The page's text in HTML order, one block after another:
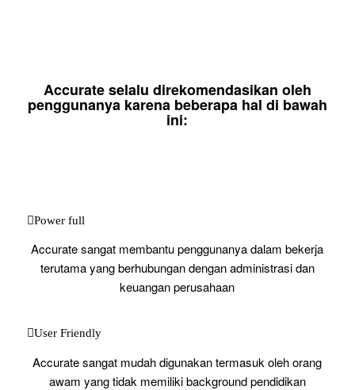
Accurate selalu direkomendasikan oleh
penggunanya karena beberapa hal di bawah
ini:
Power full
Accurate sangat membantu penggunanya dalam bekerja
terutama yang berhubungan dengan administrasi dan
keuangan perusahaan
User Friendly
Accurate sangat mudah digunakan termasuk oleh orang
awam yang tidak memiliki background pendidikan